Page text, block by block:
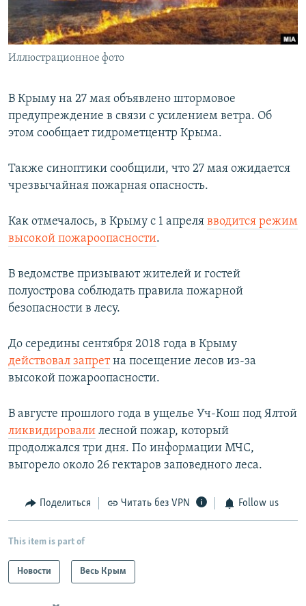
ПОБЕДИТЕЛЕЙ НЕ СУДЯТ?
КРЫМ.НЕПОКОРЕННЫЙ
ELIFBE
ПРИСОЕДИНЯЙТЕСЬ!
Все сайты RFE/RL
Иллюстрационное фото
В Крыму на 27 мая объявлено штормовое
предупреждение в связи с усилением ветра. Об
этом сообщает гидрометцентр Крыма.
Также синоптики сообщили, что 27 мая ожидается
чрезвычайная пожарная опасность.
Как отмечалось, в Крыму с 1 апреля вводится режим
высокой пожароопасности.
В ведомстве призывают жителей и гостей
полуострова соблюдать правила пожарной
безопасности в лесу.
До середины сентября 2018 года в Крыму
действовал запретна посещение лесов из-за
высокой пожароопасности.
В августе прошлого года в ущелье Уч-Кош под Ялтой
ликвидировали лесной пожар, который
продолжался три дня. По информации МЧС,
выгорело около 26 гектаров заповедного леса.
Поделиться Читать без VPN Follow us
This item is part of
Новости Весь Крым